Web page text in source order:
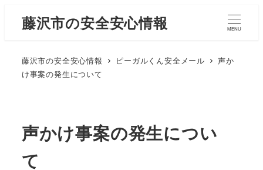
藤沢市の安全安心情報 MENU
藤沢市の安全安心情報 ピーガルくん安全メール
声か
け事案の発生について
声かけ事案の発生につい
て